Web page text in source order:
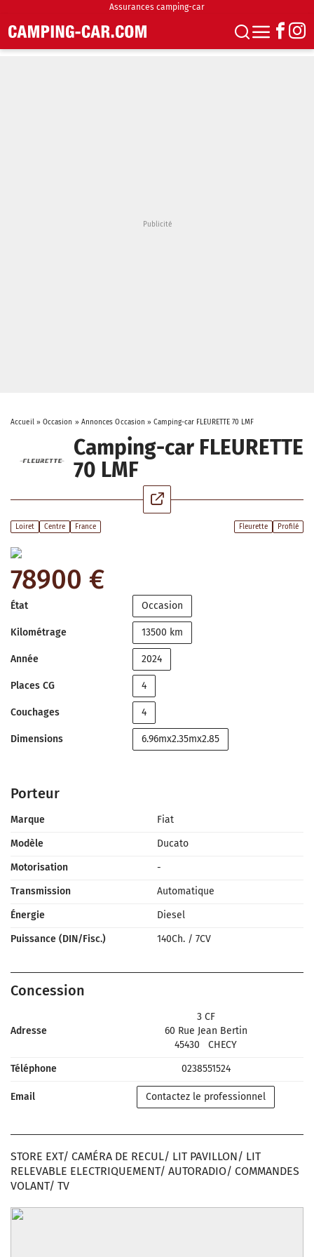
Assurances camping-car
Accueil» Occasion » Annonces Occasion »Camping-car FLEURETTE 70 LMF
Camping-car FLEURETTE
70 LMF
Loiret Centre France Fleurette Profilé
78900 €
État Occasion
Kilométrage 13500 km
Année 2024
Places CG 4
Couchages 4
Dimensions 6.96mx2.35mx2.85
Porteur
Marque
Fiat
Modèle
Ducato
Motorisation
-
Transmission
Automatique
Énergie
Diesel
Puissance (DIN/Fisc.)
140Ch. / 7CV
Concession
Adresse
3 CF
60 Rue Jean Bertin
45430
CHECY
Téléphone
0238551524
Email Contactez le professionnel
STORE EXT/ CAMÉRA DE RECUL/ LIT PAVILLON/ LIT
RELEVABLE ELECTRIQUEMENT/ AUTORADIO/ COMMANDES
VOLANT/ TV